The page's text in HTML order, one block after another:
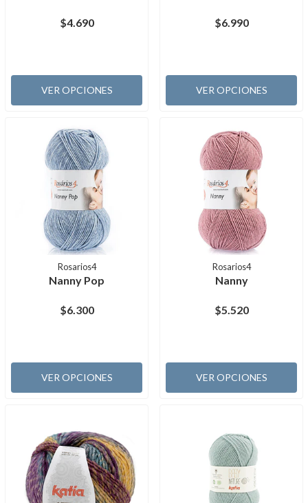
$4.690
VER OPCIONES
$6.990
VER OPCIONES
Rosarios4
Nanny Pop
$6.300
VER OPCIONES
Rosarios4
Nanny
$5.520
VER OPCIONES